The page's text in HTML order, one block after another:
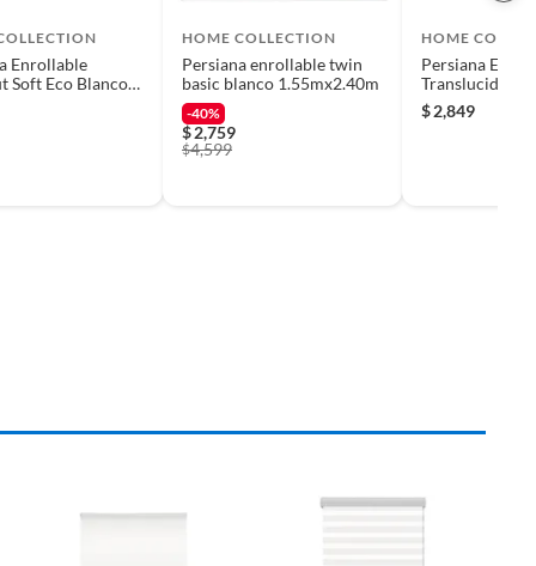
Enrollable
Soft Eco Blanco
m
HOME COLLECTION
Persiana enrollable twin
basic blanco 1.55mx2.40m
-40%
$2,759
$4,599
HOME
Persiana
Translucida
2.00 x 1.50m
$2,849